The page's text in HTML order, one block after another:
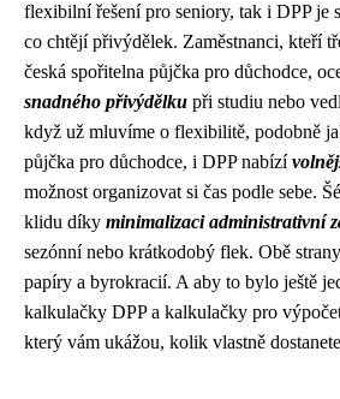
flexibilní řešení pro seniory, tak i DPP je
co chtějí přivýdělek. Zaměstnanci, kteří
česká spořitelna půjčka pro důchodce,
snadného přivýdělku při studiu nebo
když už mluvíme o flexibilitě, podobně
půjčka pro důchodce, i DPP nabízí
možnost organizovat si čas podle sebe.
klidu díky minimalizaci administrativní
sezónní nebo krátkodobý flek. Obě
papíry a byrokracií. A aby to bylo ještě
kalkulačky DPP a kalkulačky pro
který vám ukážou, kolik vlastně